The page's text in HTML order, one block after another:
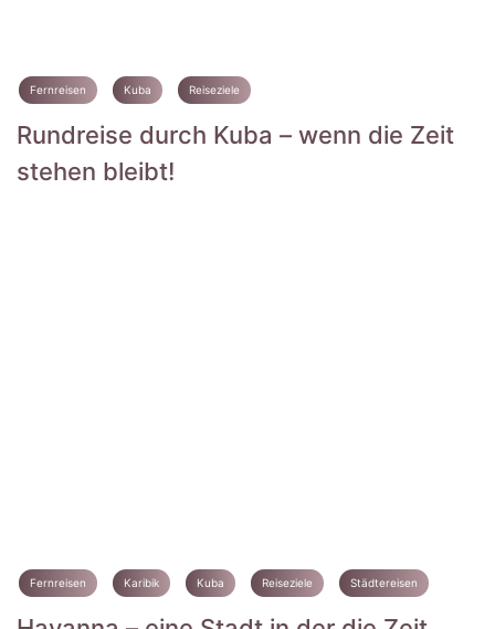
Fernreisen Kuba Reiseziele
Rundreise durch Kuba – wenn die Zeit
stehen bleibt!
Fernreisen Karibik Kuba Reiseziele Städtereisen